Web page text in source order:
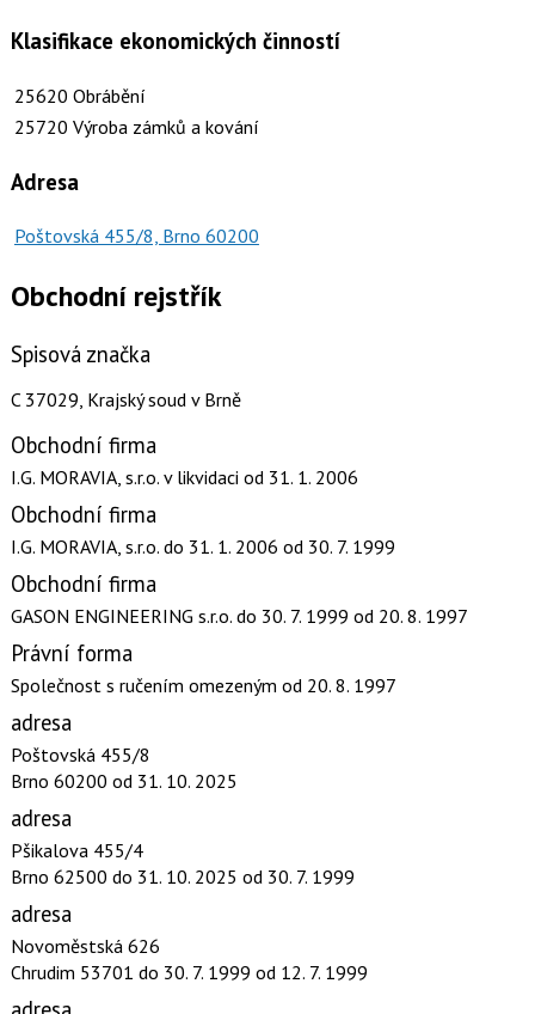
Klasifikace ekonomických činností
25620 Obrábění
25720 Výroba zámků a kování
Adresa
Poštovská 455/8, Brno 60200
Obchodní rejstřík
Spisová značka
C 37029, Krajský soud v Brně
Obchodní firma
I.G. MORAVIA, s.r.o. v likvidaci od 31. 1. 2006
Obchodní firma
I.G. MORAVIA, s.r.o. do 31. 1. 2006 od 30. 7. 1999
Obchodní firma
GASON ENGINEERING s.r.o. do 30. 7. 1999 od 20. 8. 1997
Právní forma
Společnost s ručením omezeným od 20. 8. 1997
adresa
Poštovská 455/8
Brno 60200 od 31. 10. 2025
adresa
Pšikalova 455/4
Brno 62500 do 31. 10. 2025 od 30. 7. 1999
adresa
Novoměstská 626
Chrudim 53701 do 30. 7. 1999 od 12. 7. 1999